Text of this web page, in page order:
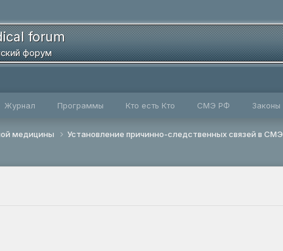
forum
форум
Журнал Программы Кто есть Кто СМЭ РФ Законы
медицины Установление причинно-следственных связей в СМЭ